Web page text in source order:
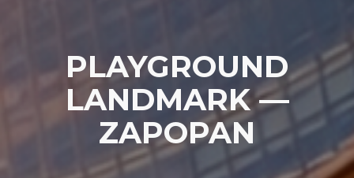
PLAYGROUND
LANDMARK —
ZAPOPAN